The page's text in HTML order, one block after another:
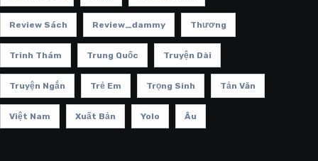
Review Sách Review_dammy Thương
Trinh Thám Trung Quốc Truyện Dài
Truyện Ngắn Trẻ Em Trọng Sinh Tản Văn
Việt Nam Xuất Bản Yolo Âu